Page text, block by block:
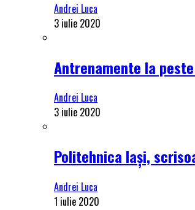
Andrei Luca
3 iulie 2020
Antrenamente la
Andrei Luca
3 iulie 2020
Politehnica Iași,
Andrei Luca
1 iulie 2020